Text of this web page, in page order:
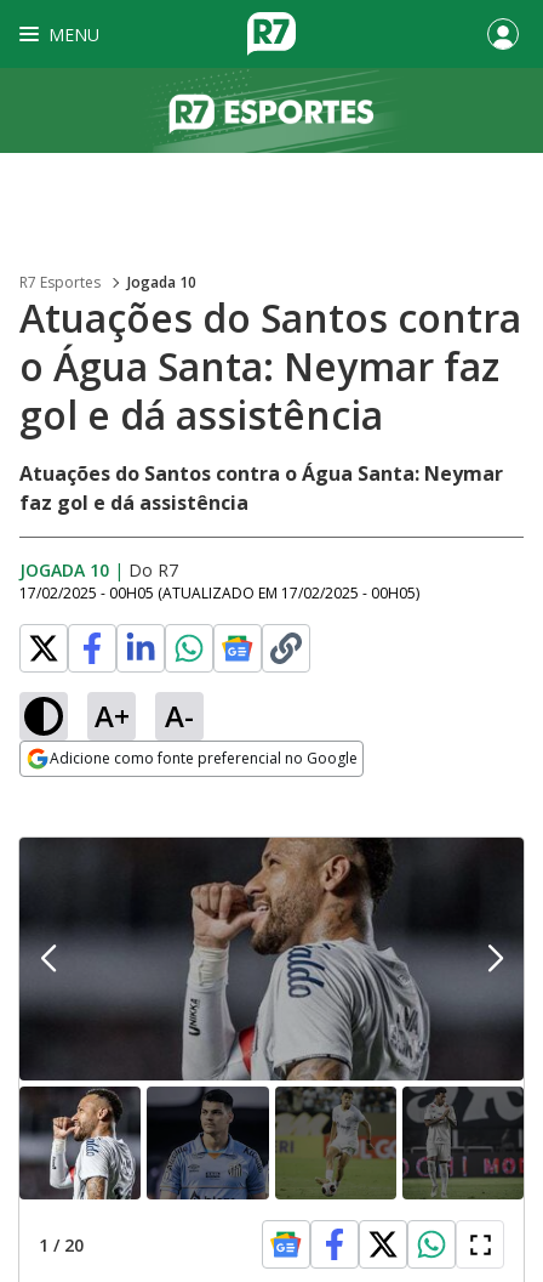
MENU
R7 Esportes Jogada 10
Atuações do Santos contra
o Água Santa: Neymar faz
gol e dá assistência
Atuações do Santos contra o Água Santa: Neymar
faz gol e dá assistência
JOGADA 10 | Do R7
17/02/2025 - 00H05 (ATUALIZADO EM 17/02/2025 - 00H05)
A+ A-
Adicione como fonte preferencial no Google
1 / 20